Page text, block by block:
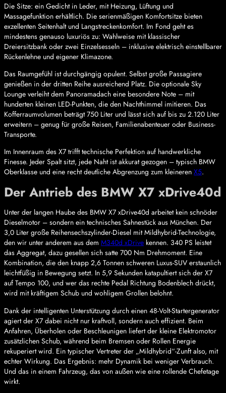
Die Sitze: ein Gedicht in Leder, mit Heizung, Lüftung und
Massagefunktion erhältlich. Die serienmäßigen Komfortsitze bieten
exzellenten Seitenhalt und Langstreckenkomfort. Im Fond geht es
mindestens genauso luxuriös zu: Wahlweise mit klassischer
Dreiersitzbank oder zwei Einzelsesseln – inklusive elektrisch einstellbarer
Rückenlehne und eigener Klimazone.
Das Raumgefühl ist durchgängig opulent. Selbst große Passagiere
genießen in der dritten Reihe ausreichend Platz. Die optionale Sky
Lounge verleiht dem Panoramadach eine besondere Note – mit
hunderten kleinen LED-Punkten, die den Nachthimmel imitieren. Das
Kofferraumvolumen beträgt 750 Liter und lässt sich auf bis zu 2.120 Liter
erweitern – genug für große Reisen, Familienabenteuer oder Business-
Transporte.
Im Innenraum des X7 trifft technische Perfektion auf handwerkliche
Finesse. Jeder Spalt sitzt, jede Naht ist akkurat gezogen – typisch BMW
Oberklasse und eine recht deutliche Abgrenzung zum kleineren X5.
Der Antrieb des BMW X7 xDrive40d
Unter der langen Haube des BMW X7 xDrive40d arbeitet kein schnöder
Dieselmotor – sondern ein technisches Sahnestück aus München. Der
3,0 Liter große Reihensechszylinder-Diesel mit Mildhybrid-Technologie,
den wir unter anderem aus dem M340d xDrive kennen. 340 PS leistet
das Aggregat, dazu gesellen sich satte 700 Nm Drehmoment. Eine
Kombination, die den knapp 2,6 Tonnen schweren Luxus-SUV erstaunlich
leichtfüßig in Bewegung setzt. In 5,9 Sekunden katapultiert sich der X7
auf Tempo 100, und wer das rechte Pedal Richtung Bodenblech drückt,
wird mit kräftigem Schub und wohligem Grollen belohnt.
Dank der intelligenten Unterstützung durch einen 48-Volt-Startergenerator
agiert der X7 dabei nicht nur kraftvoll, sondern auch effizient. Beim
Anfahren, Überholen oder Beschleunigen liefert der kleine Elektromotor
zusätzlichen Schub, während beim Bremsen oder Rollen Energie
rekuperiert wird. Ein typischer Vertreter der „Mildhybrid“-Zunft also, mit
echter Wirkung. Das Ergebnis: mehr Dynamik bei weniger Verbrauch.
Und das in einem Fahrzeug, das von außen wie eine rollende Chefetage
wirkt.